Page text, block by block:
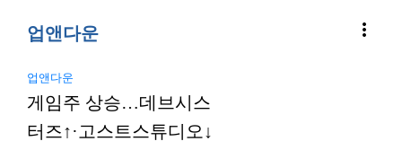
업앤다운 more_vert
업앤다운
게임주 상승…데브시스
터즈↑·고스트스튜디오↓